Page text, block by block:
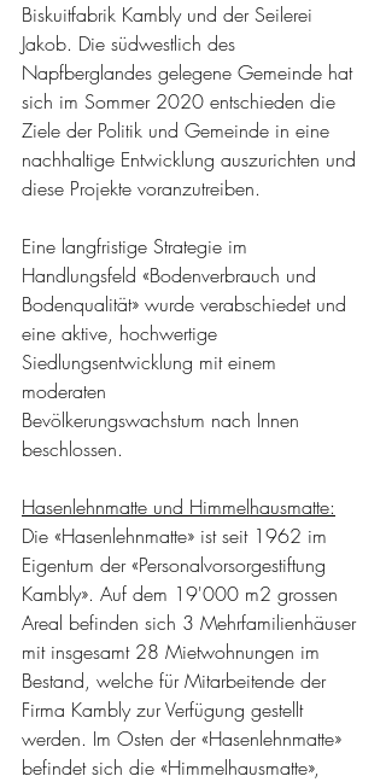
Biskuitfabrik Kambly und der Seilerei
Jakob. Die südwestlich des
Napfberglandes gelegene Gemeinde hat
sich im Sommer 2020 entschieden die
Ziele der Politik und Gemeinde in eine
nachhaltige Entwicklung auszurichten und
diese Projekte voranzutreiben.
Eine langfristige Strategie im
Handlungsfeld «Bodenverbrauch und
Bodenqualität» wurde verabschiedet und
eine aktive, hochwertige
Siedlungsentwicklung mit einem
moderaten
Bevölkerungswachstum nach Innen
beschlossen.
Hasenlehnmatte und Himmelhausmatte:
Die «Hasenlehnmatte» ist seit 1962 im
Eigentum der «Personalvorsorgestiftung
Kambly». Auf dem 19'000 m2 grossen
Areal befinden sich 3 Mehrfamilienhäuser
mit insgesamt 28 Mietwohnungen im
Bestand, welche für Mitarbeitende der
Firma Kambly zur Verfügung gestellt
werden. Im Osten der «Hasenlehnmatte»
befindet sich die «Himmelhausmatte»,